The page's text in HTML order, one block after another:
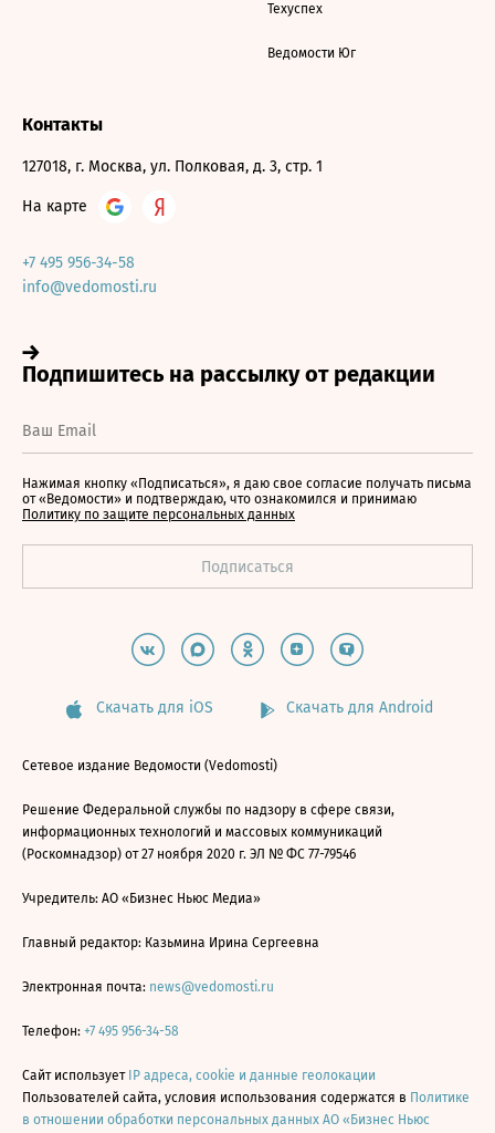
Техуспех
Ведомости Юг
Контакты
127018, г. Москва, ул. Полковая, д. 3, стр. 1
На карте
+7 495 956-34-58
info@vedomosti.ru
Нажимая кнопку «Подписаться», я даю свое согласие получать письма
от «Ведомости» и подтверждаю, что ознакомился и принимаю
Политику по защите персональных данных
Скачать для iOS Скачать для Android
Сетевое издание Ведомости (Vedomosti)
Решение Федеральной службы по надзору в сфере связи,
информационных технологий и массовых коммуникаций
(Роскомнадзор) от 27 ноября 2020 г. ЭЛ № ФС 77-79546
Учредитель: АО «Бизнес Ньюс Медиа»
Главный редактор: Казьмина Ирина Сергеевна
Электронная почта: news@vedomosti.ru
Телефон: +7 495 956-34-58
Сайт использует IP адреса, cookie и данные геолокации
Пользователей сайта, условия использования содержатся в Политике
в отношении обработки персональных данных АО «Бизнес Ньюс